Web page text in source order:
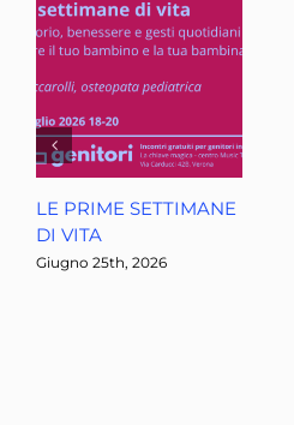
LE PRIME SETTIMANE
DI VITA
Giugno 25th, 2026